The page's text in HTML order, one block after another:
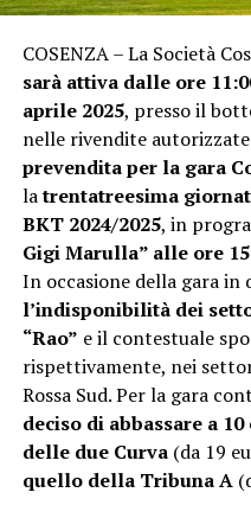
COSENZA – La Società
sarà attiva dalle ore
aprile 2025, presso il
nelle rivendite
prevendita per la gara
latrentatreesima
BKT 2024/2025, in
Gigi Marulla” alle ore
In occasione della gara in
l’indisponibilità dei
“Rao” e il contestuale
rispettivamente, nei
Rossa Sud. Per la gara
deciso di abbassare a
delle due Curva(da 19
quello della Tribuna A